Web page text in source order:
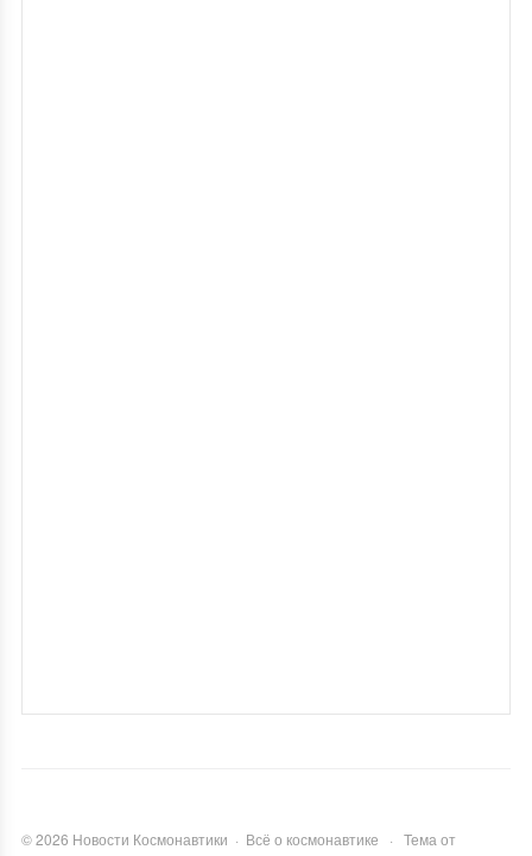
©2026 Новости Космонавтики · Всё о космонавтике · Тема от